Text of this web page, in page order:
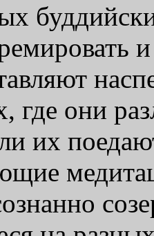
где они
их